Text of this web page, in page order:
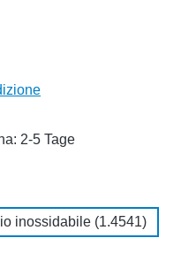
2-5 Tage
inossidabile (1.4541)